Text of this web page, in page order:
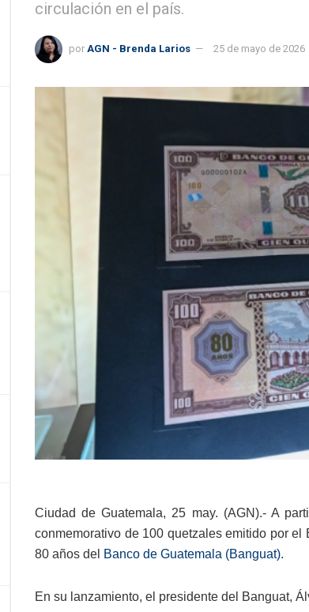
circulación en el país.
por AGN - Brenda Larios 25 de mayo de 2026
Ciudad de Guatemala, 25 may. (AGN).- A
conmemorativo de 100 quetzales emitido por
80 años del Banco de Guatemala (Banguat).
En su lanzamiento, el presidente del Banguat,